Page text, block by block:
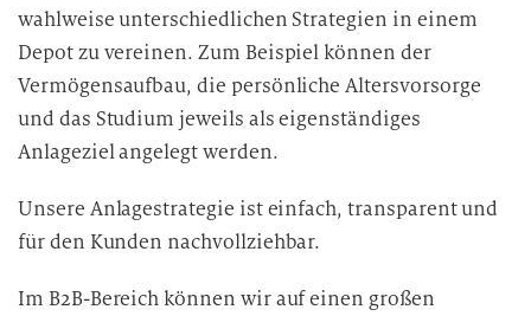
wahlweise unterschiedlichen Strategien in einem
Depot zu vereinen. Zum Beispiel können der
Vermögensaufbau, die persönliche Altersvorsorge
und das Studium jeweils als eigenständiges
Anlageziel angelegt werden.
Unsere Anlagestrategie ist einfach, transparent und
für den Kunden nachvollziehbar.
Im B2B-Bereich können wir auf einen großen